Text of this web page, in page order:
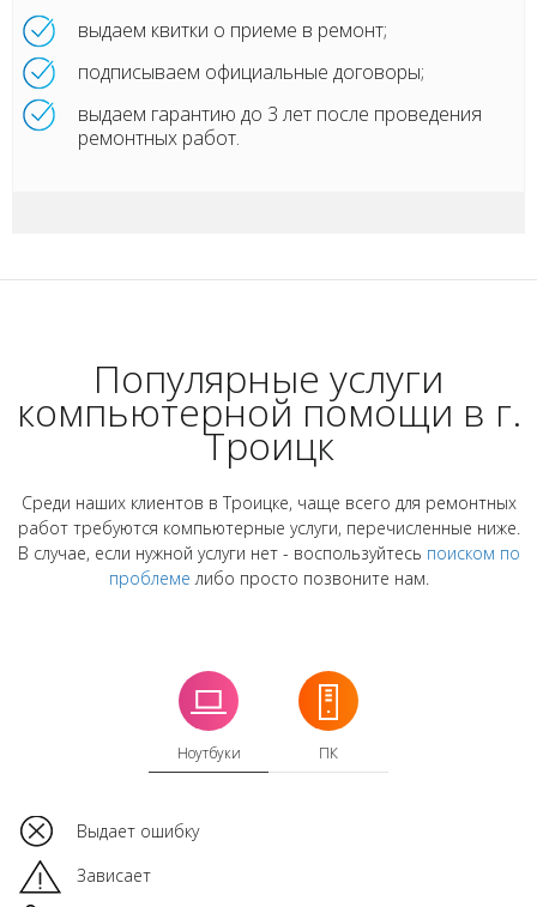
выдаем квитки о приеме в ремонт;
подписываем официальные договоры;
выдаем гарантию до 3 лет после проведения
ремонтных работ.
Популярные услуги
компьютерной помощи в г.
Троицк
Среди наших клиентов в Троицке, чаще всего для ремонтных
работ требуются компьютерные услуги, перечисленные ниже.
В случае, если нужной услуги нет - воспользуйтесь поиском по
проблеме либо просто позвоните нам.
Ноутбуки ПК
Выдает ошибку
Зависает